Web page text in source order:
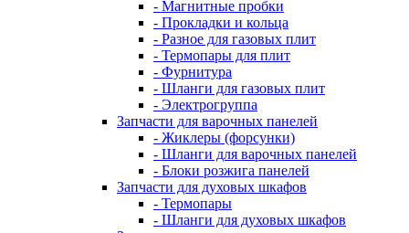
- Магнитные пробки
- Прокладки и кольца
- Разное для газовых плит
- Термопары для плит
- Фурнитура
- Шланги для газовых плит
- Электрогруппа
Запчасти для варочных панелей
- Жиклеры (форсунки)
- Шланги для варочных панелей
- Блоки розжига панелей
Запчасти для духовых шкафов
- Термопары
- Шланги для духовых шкафов